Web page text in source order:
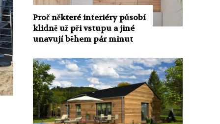
Proč některé interiéry působí
klidně už při vstupu a jiné
unavují během pár minut